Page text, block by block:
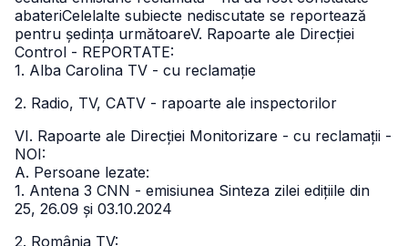
abateriCelelalte subiecte nediscutate se reportează
pentru ședința următoareV. Rapoarte ale Direcției
Control - REPORTATE:
1. Alba Carolina TV - cu reclamație
2. Radio, TV, CATV - rapoarte ale inspectorilor
VI. Rapoarte ale Direcției Monitorizare - cu reclamații -
NOI:
A. Persoane lezate:
1. Antena 3 CNN - emisiunea Sinteza zilei edițiile din
25, 26.09 și 03.10.2024
2. România TV: